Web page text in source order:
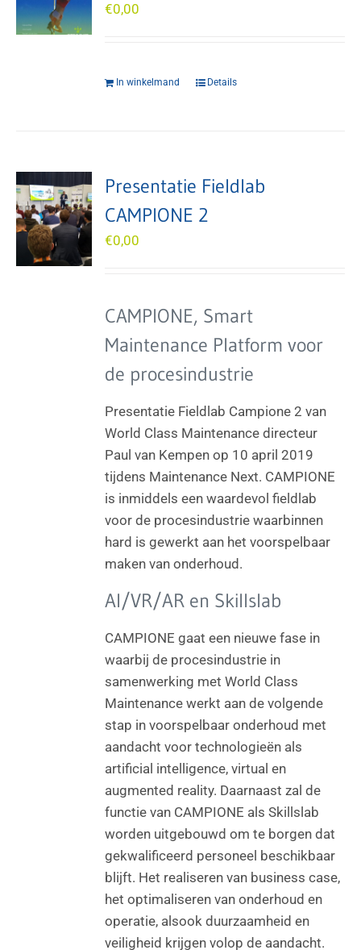
€0,00
In winkelmand Details
Presentatie Fieldlab
CAMPIONE 2
€0,00
CAMPIONE, Smart
Maintenance Platform voor
de procesindustrie
Presentatie Fieldlab Campione 2 van
World Class Maintenance directeur
Paul van Kempen op 10 april 2019
tijdens Maintenance Next. CAMPIONE
is inmiddels een waardevol fieldlab
voor de procesindustrie waarbinnen
hard is gewerkt aan het voorspelbaar
maken van onderhoud.
AI/VR/AR en Skillslab
CAMPIONE gaat een nieuwe fase in
waarbij de procesindustrie in
samenwerking met World Class
Maintenance werkt aan de volgende
stap in voorspelbaar onderhoud met
aandacht voor technologieën als
artificial intelligence, virtual en
augmented reality. Daarnaast zal de
functie van CAMPIONE als Skillslab
worden uitgebouwd om te borgen dat
gekwalificeerd personeel beschikbaar
blijft. Het realiseren van business case,
het optimaliseren van onderhoud en
operatie, alsook duurzaamheid en
veiligheid krijgen volop de aandacht.